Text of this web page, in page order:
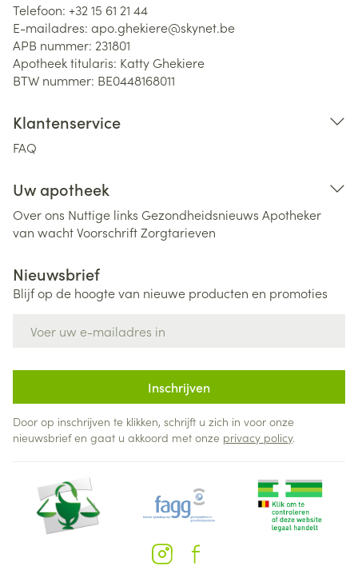
Telefoon: +32 15 61 21 44
E-mailadres: apo.ghekiere@skynet.be
APB nummer: 231801
Apotheek titularis: Katty Ghekiere
BTW nummer: BE0448168011
Klantenservice
FAQ
Uw apotheek
Over ons Nuttige links Gezondheidsnieuws Apotheker
van wachtVoorschriftZorgtarieven
Nieuwsbrief
Blijf op de hoogte van nieuwe producten en promoties
Inschrijven
Door op inschrijven te klikken, schrijft u zich in voor onze
nieuwsbrief en gaat u akkoord met onze privacy policy.